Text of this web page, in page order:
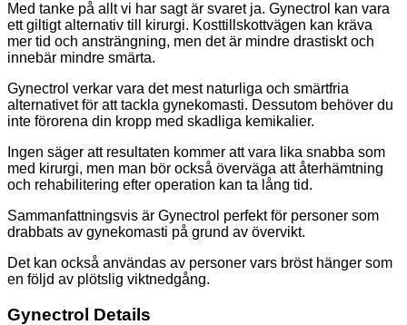
Med tanke på allt vi har sagt är svaret ja. Gynectrol kan vara
ett giltigt alternativ till kirurgi. Kosttillskottvägen kan kräva
mer tid och ansträngning, men det är mindre drastiskt och
innebär mindre smärta.
Gynectrol verkar vara det mest naturliga och smärtfria
alternativet för att tackla gynekomasti. Dessutom behöver du
inte förorena din kropp med skadliga kemikalier.
Ingen säger att resultaten kommer att vara lika snabba som
med kirurgi, men man bör också överväga att återhämtning
och rehabilitering efter operation kan ta lång tid.
Sammanfattningsvis är Gynectrol perfekt för personer som
drabbats av gynekomasti på grund av övervikt.
Det kan också användas av personer vars bröst hänger som
en följd av plötslig viktnedgång.
Gynectrol Details